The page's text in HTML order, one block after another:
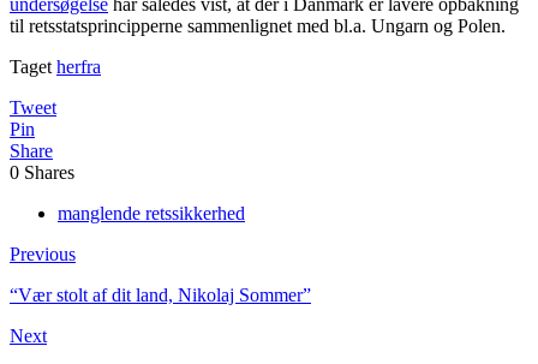
til retsstatsprincipperne sammenlignet med bl.a. Ungarn og Polen.
Taget herfra
Tweet
Pin
Share
0 Shares
manglende retssikkerhed
Previous
“Vær stolt af dit land, Nikolaj Sommer”
Next